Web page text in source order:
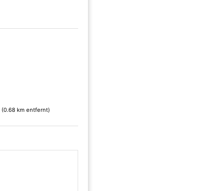
(0.68 km entfernt)